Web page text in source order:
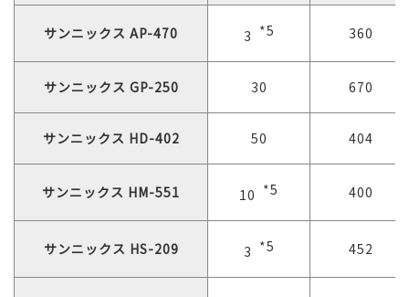
サンニックス AP-470 3 *5 360
サンニックス GP-250 30 670
サンニックス HD-402 50 404
サンニックス HM-551 10 *5 400
サンニックス HS-209 3 *5 452